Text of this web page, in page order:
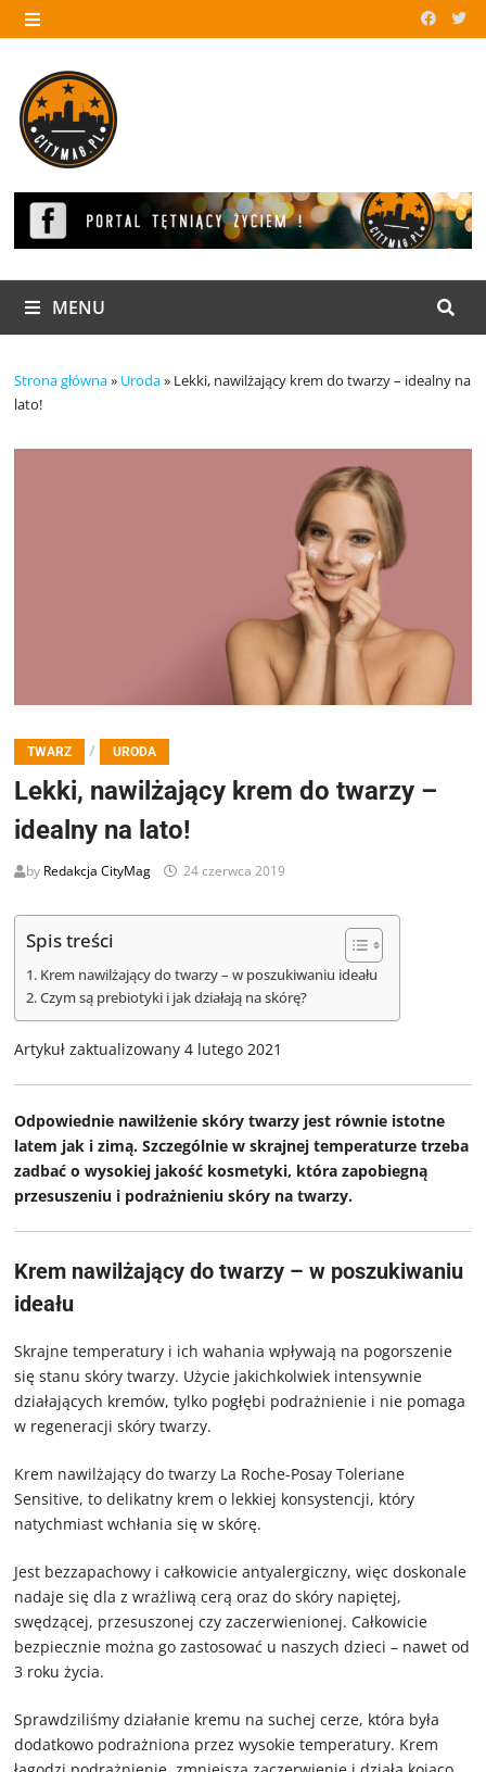
Skip
to
MENU
MENU
Strona główna» Uroda» Lekki, nawilżający krem do twarzy – idealny na
lato!
TWARZ / URODA
Lekki, nawilżający krem do twarzy –
idealny na lato!
by Redakcja CityMag 24 czerwca 2019
Spis treści
Krem nawilżający do twarzy – w poszukiwaniu ideału
Czym są prebiotyki i jak działają na skórę?
Artykuł zaktualizowany 4 lutego 2021
Odpowiednie nawilżenie skóry twarzy jest równie istotne
latem jak i zimą. Szczególnie w skrajnej temperaturze trzeba
zadbać o wysokiej jakość kosmetyki, która zapobiegną
przesuszeniu i podrażnieniu skóry na twarzy.
Krem nawilżający do twarzy – w poszukiwaniu
ideału
Skrajne temperatury i ich wahania wpływają na pogorszenie
się stanu skóry twarzy. Użycie jakichkolwiek intensywnie
działających kremów, tylko pogłębi podrażnienie i nie pomaga
w regeneracji skóry twarzy.
Krem nawilżający do twarzy La Roche-Posay Toleriane
Sensitive, to delikatny krem o lekkiej konsystencji, który
natychmiast wchłania się w skórę.
Jest bezzapachowy i całkowicie antyalergiczny, więc doskonale
nadaje się dla z wrażliwą cerą oraz do skóry napiętej,
swędzącej, przesuszonej czy zaczerwienionej. Całkowicie
bezpiecznie można go zastosować u naszych dzieci – nawet od
3 roku życia.
Sprawdziliśmy działanie kremu na suchej cerze, która była
dodatkowo podrażniona przez wysokie temperatury. Krem